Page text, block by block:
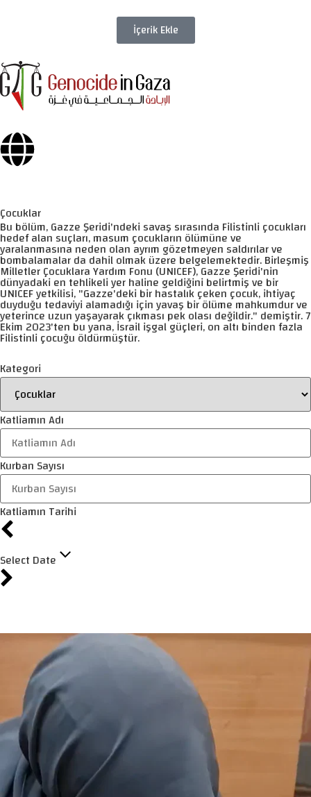
İçerik Ekle
Çocuklar
Bu bölüm, Gazze Şeridi'ndeki savaş sırasında Filistinli çocukları
hedef alan suçları, masum çocukların ölümüne ve
yaralanmasına neden olan ayrım gözetmeyen saldırılar ve
bombalamalar da dahil olmak üzere belgelemektedir. Birleşmiş
Milletler Çocuklara Yardım Fonu (UNICEF), Gazze Şeridi'nin
dünyadaki en tehlikeli yer haline geldiğini belirtmiş ve bir
UNICEF yetkilisi, "Gazze'deki bir hastalık çeken çocuk, ihtiyaç
duyduğu tedaviyi alamadığı için yavaş bir ölüme mahkumdur ve
yeterince uzun yaşayarak çıkması pek olası değildir." demiştir. 7
Ekim 2023'ten bu yana, İsrail işgal güçleri, on altı binden fazla
Filistinli çocuğu öldürmüştür.
Kategori
Katliamın Adı
Kurban Sayısı
Katliamın Tarihi
Select Date